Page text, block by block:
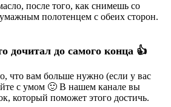
после того, как снимешь со
полотенцем с обеих сторон.
дочитал до самого конца 👍
что вам больше нужно (если у вас
с умом 🙂 В нашем канале вы
который поможет этого достичь.